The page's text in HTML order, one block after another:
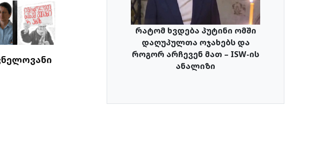
რატომ ხვდება პუტინი ომში
დაღუპულთა ოჯახებს და
როგორ არჩევენ მათ – ISW-ის
ანალიზი